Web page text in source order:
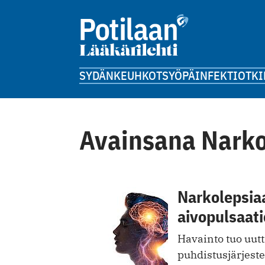
SYDÄNKEUHKOTSYÖPÄINFEKTIOT
Avainsana
Havainto tuo